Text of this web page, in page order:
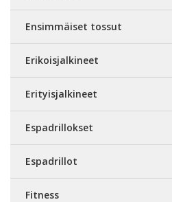
Ensimmäiset tossut
Erikoisjalkineet
Erityisjalkineet
Espadrillokset
Espadrillot
Fitness